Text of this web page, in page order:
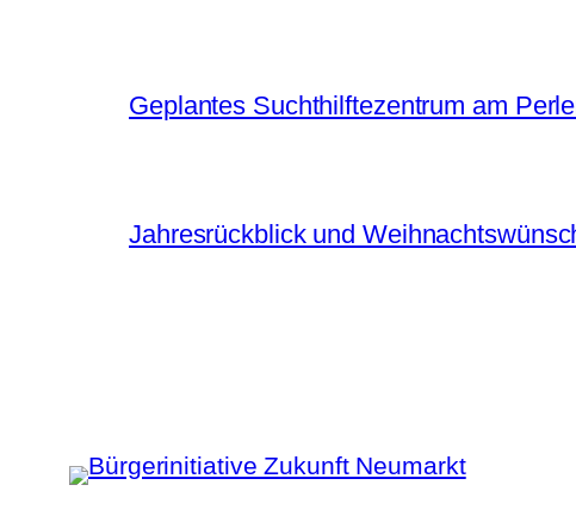
Geplantes Suchthilftezentrum am
Jahresrückblick und